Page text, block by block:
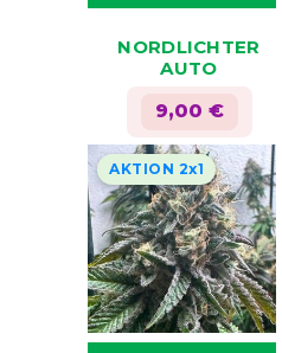
Produkt
mehrere
Varianten
auf.
Die
Optionen
können
auf
der
NORDLICHTER
AUTO
9,00 €
AKTION 2x1